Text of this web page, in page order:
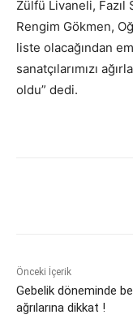
Zülfü Livaneli, Fazıl
Rengim Gökmen,
liste olacağından
sanatçılarımızı
oldu” dedi.
Önceki İçerik
Gebelik döneminde bel
ağrılarına dikkat !